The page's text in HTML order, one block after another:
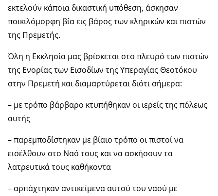
εκτελούν κάποια δικαστική υπόθεση, άσκησαν
ποικιλόμορφη βία εις βάρος των κληρικών και πιστών
της Πρεμετής.
Όλη η Εκκλησία μας βρίσκεται στο πλευρό των πιστών
της Ενορίας των Εισοδίων της Υπεραγίας Θεοτόκου
στην Πρεμετή και διαμαρτύρεται διότι σήμερα:
– με τρόπο βάρβαρο κτυπήθηκαν οι ιερείς της πόλεως
αυτής
– παρεμποδίστηκαν με βίαιο τρόπο οι πιστοί να
εισέλθουν στο Ναό τους και να ασκήσουν τα
λατρευτικά τους καθήκοντα
– αρπάχτηκαν αντικείμενα αυτού του ναού με